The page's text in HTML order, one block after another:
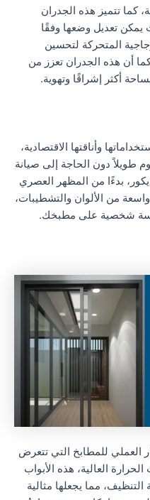
كما تتميز هذه الجدران
تعديل وضعها وفقًا
المتحركة لتحسين
أن هذه الجدران تعزز من
أكثر إشراقًا وتهوية.
وأناقتها الاقتصادية،
طويلاً دون الحاجة إلى صيانة
بدءًا من المظهر العصري
من الألوان والتشطيبات،
لمسة شخصية على مطبخك.
العملي للمطابخ التي تتعرض
العالية، هذه الأبواب
مما يجعلها مثالية